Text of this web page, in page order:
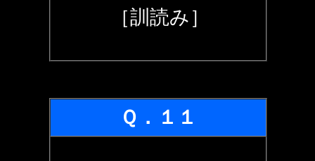
［訓読み］
Ｑ．１１